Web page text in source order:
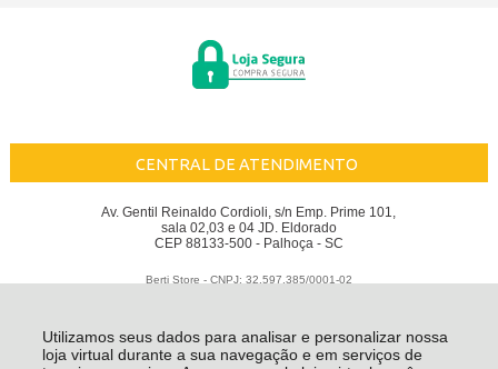
Utilizamos seus dados para analisar e personalizar nossa
loja virtual durante a sua navegação e em serviços de
CENTRAL DE ATENDIMENTO
Av. Gentil Reinaldo Cordioli, s/n Emp. Prime 101,
sala 02,03 e 04 JD. Eldorado
CEP 88133-500 - Palhoça - SC
Berti Store - CNPJ: 32.597.385/0001-02